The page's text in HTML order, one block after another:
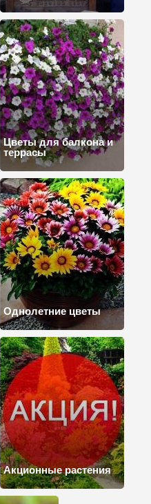
Цветы для балкона и
террасы
Однолетние цветы
Акционные растения